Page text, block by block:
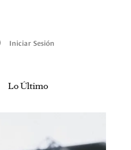
Iniciar Sesión
Lo Último